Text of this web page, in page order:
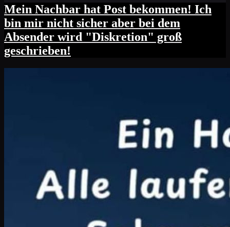
Mein Nachbar hat Post bekommen! Ich
bin mir nicht sicher aber bei dem
Absender wird "Diskretion" groß
geschrieben!